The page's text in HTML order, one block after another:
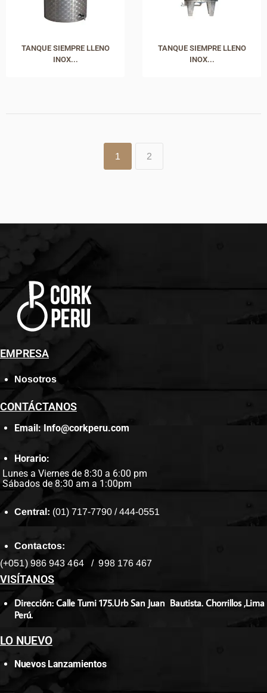
TANQUE SIEMPRE LLENO
INOX...
TANQUE SIEMPRE LLENO
INOX...
1 2
EMPRESA
Nosotros
CONTÁCTANOS
Email: Info@corkperu.com
Horario:
Lunes a Viernes de 8:30 a 6:00 pm
Sábados de 8:30 am a 1:00pm
Central: (01) 717-7790 / 444-0551
Contactos:
(+051) 986 943 464 / 998 176 467
VISÍTANOS
Dirección: Calle Tumi 175.Urb San Juan Bautista. Chorrillos ,Lima
Perú.
LO NUEVO
Nuevos Lanzamientos